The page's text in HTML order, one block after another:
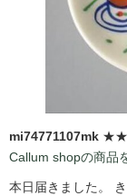
mi74771107mk
Callum shopの商品
本日届きました。